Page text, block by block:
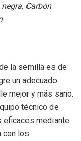
, Carbón
la semilla es de
un adecuado
mejor y más sano.
técnico de
eficaces mediante
con los